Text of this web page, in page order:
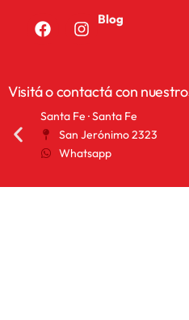
Blog
Visitá o contactá con
San Francisco · Córdoba
25 de Mayo 1155
Whatsapp